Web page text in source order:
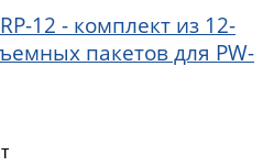
12 - комплект из 12-
пакетов для PW-